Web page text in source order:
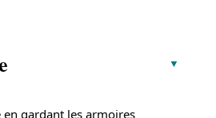
en gardant les armoires